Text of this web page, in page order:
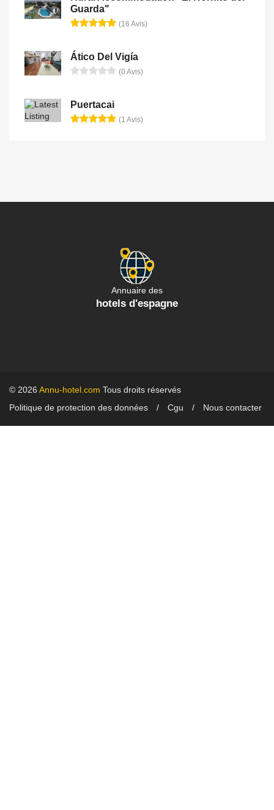
Guarda"
(16 Avis)
Ático Del Vigía
(0 Avis)
Puertacai
(1 Avis)
Annuaire des
hotels d'espagne
© 2026 Annu-hotel.com Tous droits réservés
Politique de protection des données
Cgu Nous contacter